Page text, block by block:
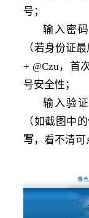
号；
输入密
（若身份证
+ @Czu，首
号安全性；
输入验
（如截图中的
写，看不清可